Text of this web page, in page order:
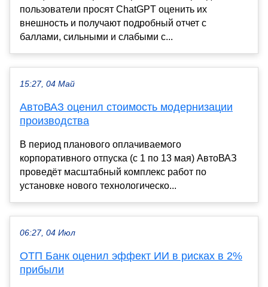
пользователи просят ChatGPT оценить их
внешность и получают подробный отчет с
баллами, сильными и слабыми с...
15:27, 04 Май
АвтоВАЗ оценил стоимость модернизации
производства
В период планового оплачиваемого
корпоративного отпуска (с 1 по 13 мая) АвтоВАЗ
проведёт масштабный комплекс работ по
установке нового технологическо...
06:27, 04 Июл
ОТП Банк оценил эффект ИИ в рисках в 2%
прибыли